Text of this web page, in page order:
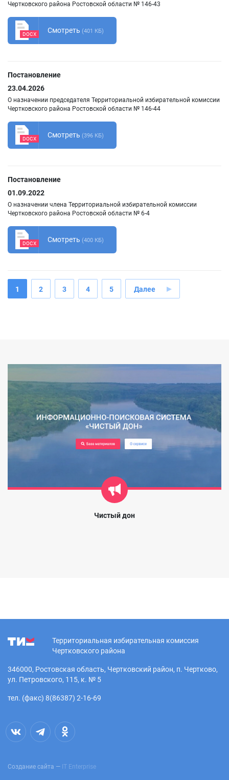
Чертковского района Ростовской области № 146-43
DOCX Смотреть (401 КБ)
Постановление
23.04.2026
О назначении председателя Территориальной избирательной комиссии
Чертковского района Ростовской области № 146-44
DOCX Смотреть (396 КБ)
Постановление
01.09.2022
О назначении члена Территориальной избирательной комиссии
Чертковского района Ростовской области № 6-4
DOCX Смотреть (400 КБ)
1 2 3 4 5 Далее
Чистый дон
Территориальная избирательная комиссия
Чертковского района
346000, Ростовская область, Чертковский район, п. Чертково,
ул. Петровского, 115, к. № 5
тел. (факс) 8(86387) 2-16-69
Создание сайта — IT Enterprise